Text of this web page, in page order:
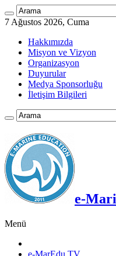
7 Ağustos 2026, Cuma
Hakkımızda
Misyon ve Vizyon
Organizasyon
Duyurular
Medya Sponsorluğu
İletişim Bilgileri
e-
Menü
e-MarEdu TV